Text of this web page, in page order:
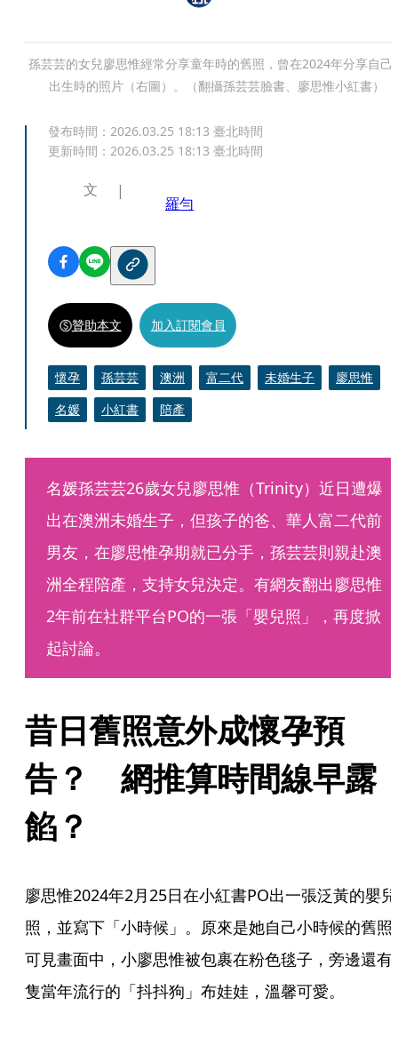
孫芸芸的女兒廖思惟經常分享童年時的舊照，曾在2024年分享自己
出生時的照片（右圖）。（翻攝孫芸芸臉書、廖思惟小紅書）
發布時間： 2026.03.25 18:13 臺北時間
更新時間： 2026.03.25 18:13 臺北時間
文
羅勻
贊助本文 加入訂閱會員
懷孕 孫芸芸 澳洲 富二代 未婚生子
廖思惟
名媛
小紅書 陪產
名媛孫芸芸26歲女兒廖思惟（Trinity）近日遭爆
出在澳洲未婚生子，但孩子的爸、華人富二代前
男友，在廖思惟孕期就已分手，孫芸芸則親赴澳
洲全程陪產，支持女兒決定。有網友翻出廖思惟
2年前在社群平台PO的一張「嬰兒照」，再度掀
起討論。
昔日舊照意外成懷孕預
告？　網推算時間線早露
餡？
廖思惟2024年2月25日在小紅書PO出一張泛黃的嬰兒
照，並寫下「小時候」。原來是她自己小時候的舊照
可見畫面中，小廖思惟被包裹在粉色毯子，旁邊還有
隻當年流行的「抖抖狗」布娃娃，溫馨可愛。